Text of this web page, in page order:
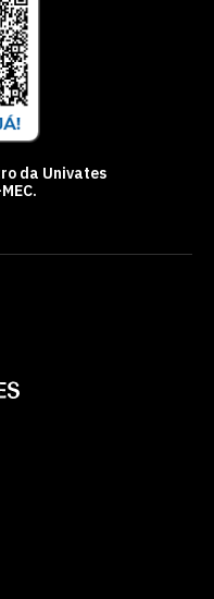
da Univates